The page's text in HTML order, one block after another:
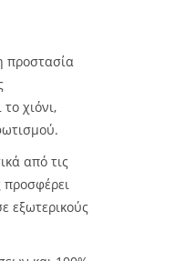
προστασία
χιόνι,
από τις
προσφέρει
εξωτερικούς